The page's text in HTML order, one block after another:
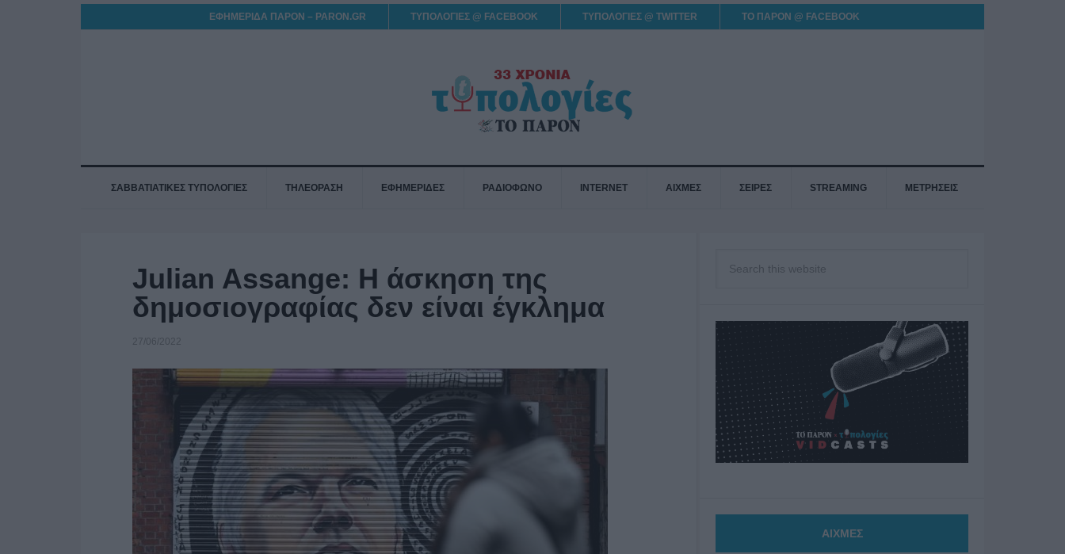
ΕΦΗΜΕΡΙΔΑ ΠΑΡΟΝ – PARON.GR ΤΥΠΟΛΟΓΙΕΣ @ FACEBOOK ΤΥΠΟΛΟΓΙΕΣ @ TWITTER ΤΟ ΠΑΡΟΝ @ FACEBOOK
ΣΑΒΒΑΤΙΑΤΙΚΕΣ ΤΥΠΟΛΟΓΙΕΣ ΤΗΛΕΟΡΑΣΗ ΕΦΗΜΕΡΙΔΕΣ ΡΑΔΙΟΦΩΝΟ INTERNET ΑΙΧΜΕΣ ΣΕΙΡΕΣ STREAMING ΜΕΤΡΗΣΕΙΣ
Julian Assange: Η άσκηση της
δημοσιογραφίας δεν είναι έγκλημα
27/06/2022
ΑΙΧΜΕΣ